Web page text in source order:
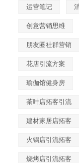
运营笔记
创意营销思维
朋友圈社群营销
花店引流方案
瑜伽馆健身房
茶叶店拓客引流
建材家居店拓客
火锅店引流拓客
烧烤店引流拓客